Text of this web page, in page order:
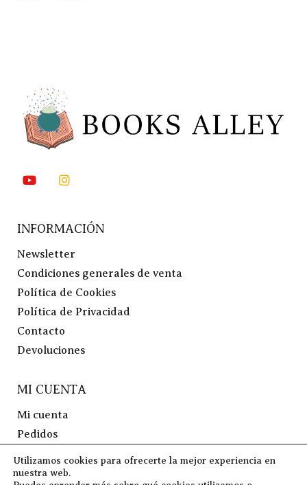
INFORMACIÓN
Newsletter
Condiciones generales de venta
Política de Cookies
Política de Privacidad
Contacto
Devoluciones
MI CUENTA
Mi cuenta
Pedidos
Lista de Deseos
Preguntas Frecuentes
Utilizamos cookies para ofrecerte la mejor experiencia en
nuestra web.